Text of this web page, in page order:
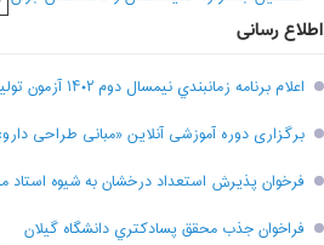
اطلاع رسانی
اعلام برنامه زمانبندي نيمسال دوم ۱۴۰۲ آزمون توليمو
برگزاری دوره آموزشی آنلاین «مبانی طراحی
فرخوان پذيرش استعداد درخشان به شيوه استاد
فراخوان جذب محقق پسادکتري دانشگاه گيلان